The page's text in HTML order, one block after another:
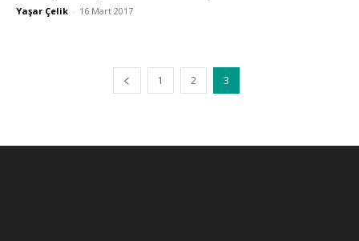
Yaşar Çelik - 16 Mart 2017
1 2 3